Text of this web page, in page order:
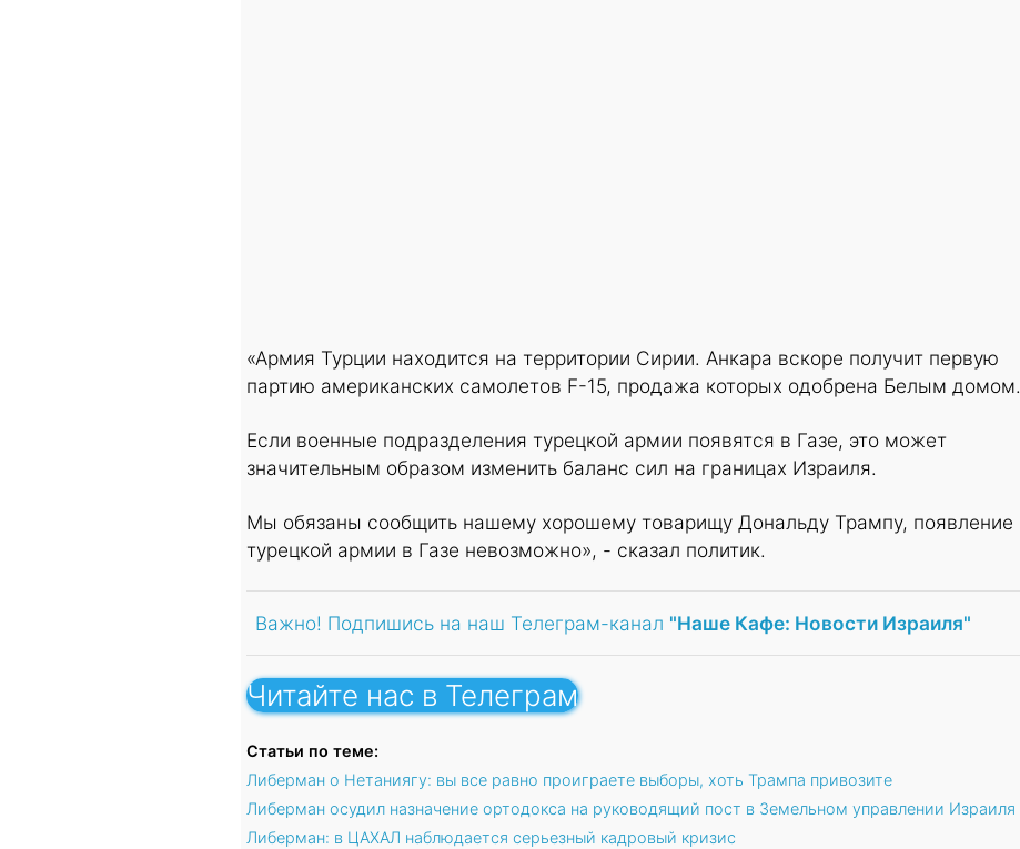
«Армия Турции находится на территории Сирии. Анкара вскоре получит первую
партию американских самолетов F-15, продажа которых одобрена Белым домом.
Если военные подразделения турецкой армии появятся в Газе, это может
значительным образом изменить баланс сил на границах Израиля.
Мы обязаны сообщить нашему хорошему товарищу Дональду Трампу, появление
турецкой армии в Газе невозможно», - сказал политик.
Важно! Подпишись на наш Телеграм-канал "Наше Кафе: Новости Израиля"
Читайте нас в Телеграм
Статьи по теме:
Либерман о Нетаниягу: вы все равно проиграете выборы, хоть Трампа привозите
Либерман осудил назначение ортодокса на руководящий пост в Земельном управлении Израиля
Либерман: в ЦАХАЛ наблюдается серьезный кадровый кризис